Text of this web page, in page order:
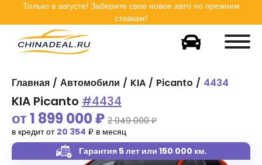
Только в августе! Заберите свое новое авто по прежним
ставкам!
Главная Автомобили KIA Picanto 4434
Гарантия 5 лет или 150 000 км.
от1 899 000₽ 2 049 000 ₽
в кредит от 20 354 ₽ в месяц
KIA Picanto #4434